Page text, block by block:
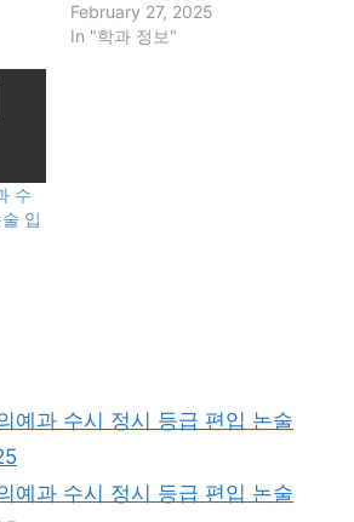
February 27, 2025
In "학과 정보"
수
입
예과 수시 정시 등급 편입 논술
예과 수시 정시 등급 편입 논술